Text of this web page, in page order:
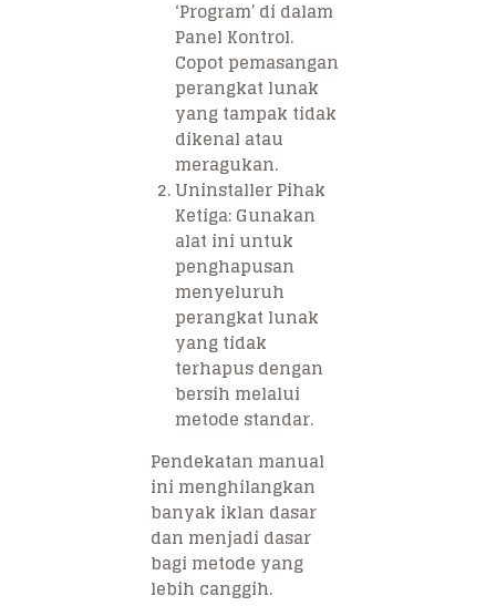
‘Program’ di dalam
Panel Kontrol.
Copot pemasangan
perangkat lunak
yang tampak tidak
dikenal atau
meragukan.
Uninstaller Pihak
Ketiga: Gunakan
alat ini untuk
penghapusan
menyeluruh
perangkat lunak
yang tidak
terhapus dengan
bersih melalui
metode standar.
Pendekatan manual
ini menghilangkan
banyak iklan dasar
dan menjadi dasar
bagi metode yang
lebih canggih.